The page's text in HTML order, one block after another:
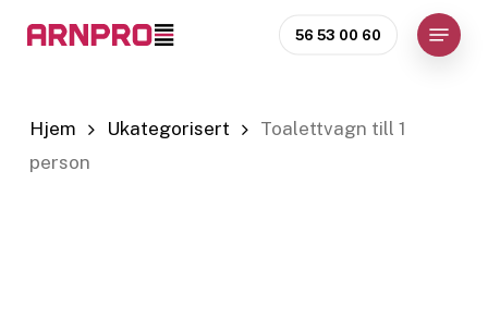
56 53 00 60
Menu
Hjem Ukategorisert
Toalettvagn till 1
person